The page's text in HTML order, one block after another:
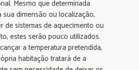
Mesmo que determinada
sua dimensão ou localização,
de sistemas de aquecimento ou
estes serão pouco utilizados.
a temperatura pretendida,
habitação tratará de a